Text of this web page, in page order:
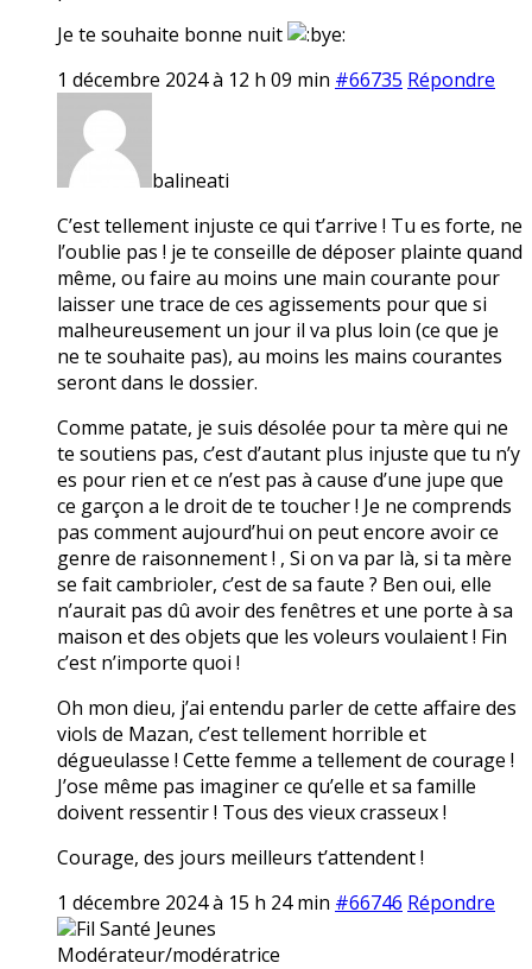
Je te souhaite bonne nuit
1 décembre 2024 à 12 h 09 min #66735 Répondre
balineati
C’est tellement injuste ce qui t’arrive ! Tu es forte, ne
l’oublie pas ! je te conseille de déposer plainte quand
même, ou faire au moins une main courante pour
laisser une trace de ces agissements pour que si
malheureusement un jour il va plus loin (ce que je
ne te souhaite pas), au moins les mains courantes
seront dans le dossier.
Comme patate, je suis désolée pour ta mère qui ne
te soutiens pas, c’est d’autant plus injuste que tu n’y
es pour rien et ce n’est pas à cause d’une jupe que
ce garçon a le droit de te toucher ! Je ne comprends
pas comment aujourd’hui on peut encore avoir ce
genre de raisonnement ! , Si on va par là, si ta mère
se fait cambrioler, c’est de sa faute ? Ben oui, elle
n’aurait pas dû avoir des fenêtres et une porte à sa
maison et des objets que les voleurs voulaient ! Fin
c’est n’importe quoi !
Oh mon dieu, j’ai entendu parler de cette affaire des
viols de Mazan, c’est tellement horrible et
dégueulasse ! Cette femme a tellement de courage !
J’ose même pas imaginer ce qu’elle et sa famille
doivent ressentir ! Tous des vieux crasseux !
Courage, des jours meilleurs t’attendent !
1 décembre 2024 à 15 h 24 min #66746 Répondre
Fil Santé Jeunes
Modérateur/modératrice